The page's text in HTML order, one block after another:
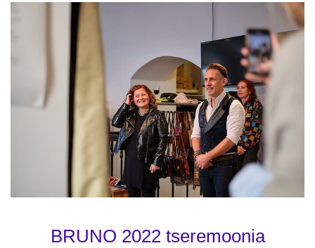
BRUNO 2022 tseremoonia